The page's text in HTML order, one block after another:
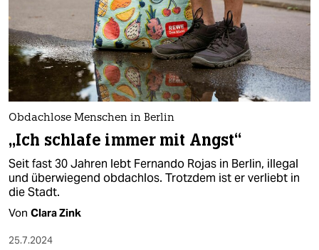
Obdachlose Menschen in Berlin
„Ich schlafe immer mit Angst“
Seit fast 30 Jahren lebt Fernando Rojas in Berlin, illegal
und überwiegend obdachlos. Trotzdem ist er verliebt in
die Stadt.
Von Clara Zink
25.7.2024